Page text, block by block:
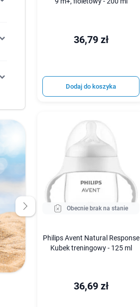
36,79 zł
Dodaj do koszyka
Obecnie brak na stanie
Philips Avent Natural Response
Kubek treningowy - 125 ml
36,69 zł